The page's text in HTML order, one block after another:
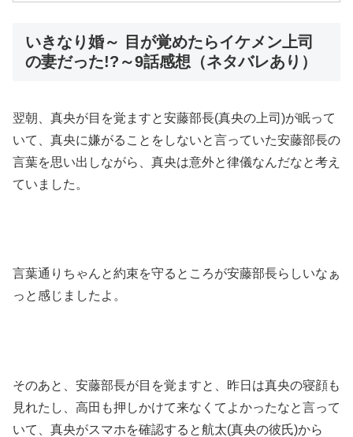
いきなり婚～ 目が覚めたらイケメン上司
の妻だった!?～9話感想（ネタバレあり）
翌朝、真央が目を覚ますと安藤部長(真央の上司)が眠って
いて、真央に嫌がることをしないと言っていた安藤部長の
言葉を思い出しながら、真央は意外と律儀なんだなと考え
ていました。
言葉通りちゃんと約束を守るところが安藤部長らしいなぁ
っと感じましたよ。
そのあと、安藤部長が目を覚ますと、昨日は真央の寝顔も
見れたし、高田も押しかけて来なくてよかったなと言って
いて、真央がスマホを確認すると航太(真央の彼氏)から